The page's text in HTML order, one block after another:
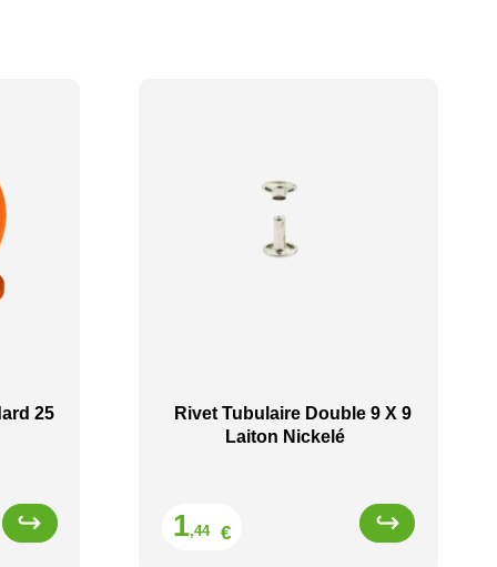
25
Rivet Tubulaire Double 9 X 9
Laiton Nickelé
1,44 €